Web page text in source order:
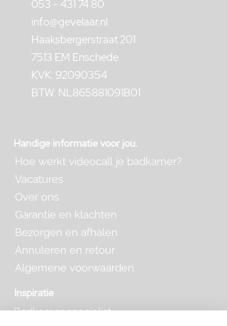
053 - 431 74 80
info@gevelaar.nl
Haaksbergerstraat 201
7513 EM Enschede
KVK: 92090354
BTW: NL865881091B01
Handige informatie voor jou.
Hoe werkt videocall je badkamer?
Vacatures
Over ons
Garantie en klachten
Bezorgen en afhalen
Annuleren en retour
Algemene voorwaarden
Inspiratie
Badkamer specialist